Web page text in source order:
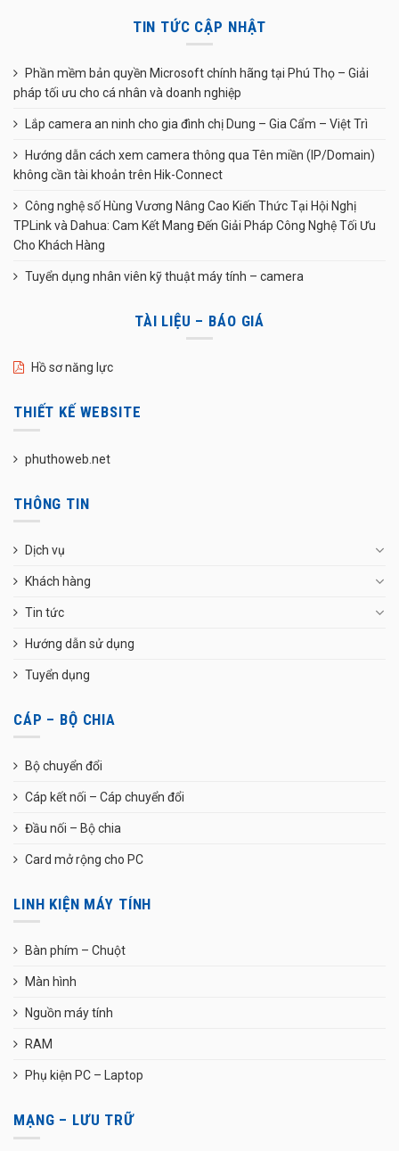
TIN TỨC CẬP NHẬT
Phần mềm bản quyền Microsoft chính hãng tại Phú Thọ – Giải
pháp tối ưu cho cá nhân và doanh nghiệp
Lắp camera an ninh cho gia đình chị Dung – Gia Cẩm – Việt Trì
Hướng dẫn cách xem camera thông qua Tên miền (IP/Domain)
không cần tài khoản trên Hik-Connect
Công nghệ số Hùng Vương Nâng Cao Kiến Thức Tại Hội Nghị
TPLink và Dahua: Cam Kết Mang Đến Giải Pháp Công Nghệ Tối Ưu
Cho Khách Hàng
Tuyển dụng nhân viên kỹ thuật máy tính – camera
TÀI LIỆU – BÁO GIÁ
Hồ sơ năng lực
THIẾT KẾ WEBSITE
phuthoweb.net
THÔNG TIN
Dịch vụ
Khách hàng
Tin tức
Hướng dẫn sử dụng
Tuyển dụng
CÁP – BỘ CHIA
Bộ chuyển đổi
Cáp kết nối – Cáp chuyển đổi
Đầu nối – Bộ chia
Card mở rộng cho PC
LINH KIỆN MÁY TÍNH
Bàn phím – Chuột
Màn hình
Nguồn máy tính
RAM
Phụ kiện PC – Laptop
MẠNG – LƯU TRỮ